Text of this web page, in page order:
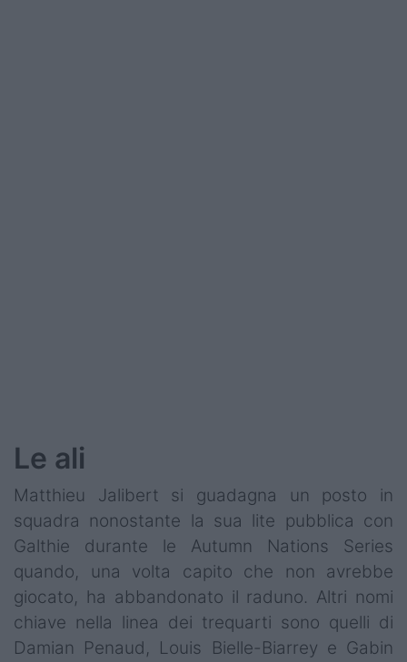
Le ali
Matthieu Jalibert si guadagna un posto in
squadra nonostante la sua lite pubblica con
Galthie durante le Autumn Nations Series
quando, una volta capito che non avrebbe
giocato, ha abbandonato il raduno. Altri nomi
chiave nella linea dei trequarti sono quelli di
Damian Penaud, Louis Bielle-Biarrey e Gabin